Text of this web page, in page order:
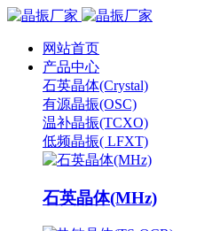
网站首页
产品中心
石英晶体(Crystal)
有源晶振(OSC)
温补晶振(TCXO)
低频晶振( LFXT)
石英晶体(MHz)